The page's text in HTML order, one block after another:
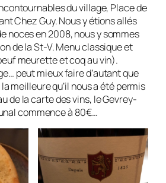
du village, Place de
Chez Guy. Nous y étions allés
noces en 2008, nous y sommes
de la St-V. Menu classique et
meurette et coq au vin).
peut mieux faire d’autant que
la meilleure qu’il nous a été permis
de la carte des vins, le Gevrey-
commence à 80€…